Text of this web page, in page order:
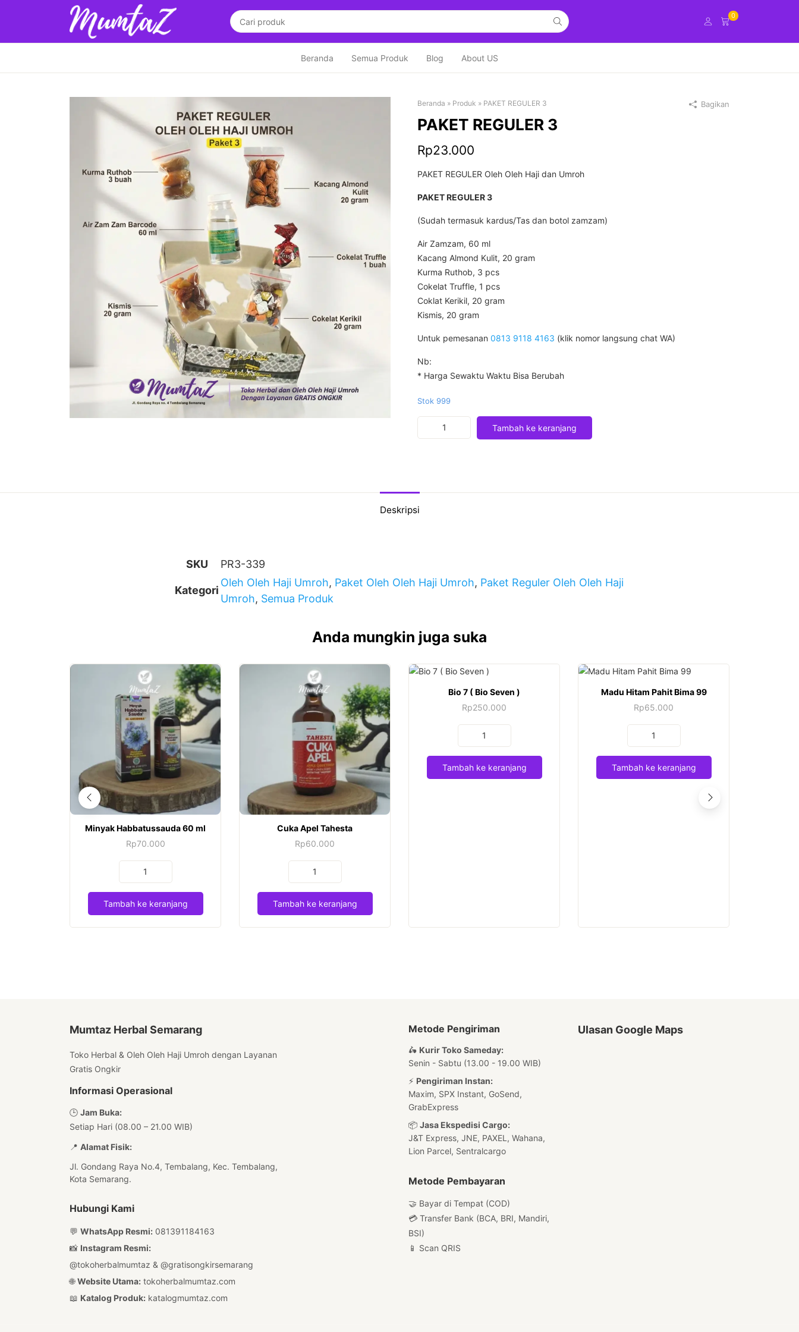
0
Beranda Semua Produk Blog About US
Beranda » Produk » PAKET REGULER 3
PAKET REGULER 3
Rp23.000
PAKET REGULER Oleh Oleh Haji dan Umroh
PAKET REGULER 3
(Sudah termasuk kardus/Tas dan botol zamzam)
Air Zamzam, 60 ml
Kacang Almond Kulit, 20 gram
Kurma Ruthob, 3 pcs
Cokelat Truffle, 1 pcs
Coklat Kerikil, 20 gram
Kismis, 20 gram
Untuk pemesanan 0813 9118 4163 (klik nomor langsung chat WA)
Nb:
* Harga Sewaktu Waktu Bisa Berubah
Stok 999
Kuantitas
PAKET
Tambah ke keranjang
Bagikan
Deskripsi
SKU PR3-339
Kategori
Oleh Oleh Haji Umroh, Paket Oleh Oleh Haji Umroh, Paket Reguler Oleh Oleh Haji
Umroh, Semua Produk
Anda mungkin juga suka
Minyak Habbatussauda 60 ml
Rp70.000
Kuantitas
Minyak
Habbatussauda
60
Tambah ke keranjang
Cuka Apel Tahesta
Rp60.000
Kuantitas
Cuka
Apel
Tahesta
Tambah ke keranjang
Bio 7 ( Bio Seven )
Rp250.000
Kuantitas
Bio
7
(
Tambah ke keranjang
Madu Hitam Pahit Bima 99
Rp65.000
Kuantitas
Madu
Hitam
Pahit
Tambah ke keranjang
Mumtaz Herbal Semarang
Toko Herbal & Oleh Oleh Haji Umroh dengan Layanan
Gratis Ongkir
Informasi Operasional
🕒 Jam Buka:
Setiap Hari (08.00 – 21.00 WIB)
📍 Alamat Fisik:
Jl. Gondang Raya No.4, Tembalang, Kec. Tembalang,
Kota Semarang.
Hubungi Kami
💬 WhatsApp Resmi: 081391184163
📸 Instagram Resmi:
@tokoherbalmumtaz & @gratisongkirsemarang
🌐Website Utama: tokoherbalmumtaz.com
📖 Katalog Produk: katalogmumtaz.com
Metode Pengiriman
🛵 Kurir Toko Sameday:
Senin - Sabtu (13.00 - 19.00 WIB)
⚡ Pengiriman Instan:
Maxim, SPX Instant, GoSend,
GrabExpress
📦 Jasa Ekspedisi Cargo:
J&T Express, JNE, PAXEL, Wahana,
Lion Parcel, Sentralcargo
Metode Pembayaran
🤝 Bayar di Tempat (COD)
💳 Transfer Bank (BCA, BRI, Mandiri,
BSI)
📱 Scan QRIS
Ulasan Google Maps